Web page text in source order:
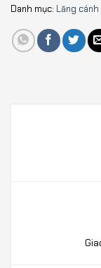
Danh mục: Lăng cánh